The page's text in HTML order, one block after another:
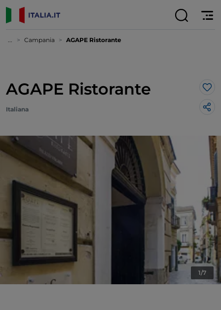
... Campania AGAPE Ristorante
AGAPE Ristorante
Italiana
1/7